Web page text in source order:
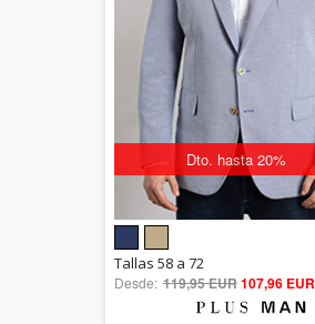
Dto. hasta 20%
out of 5
Tallas 58 a 72
Desde: 119,95 EUR107,96 EUR